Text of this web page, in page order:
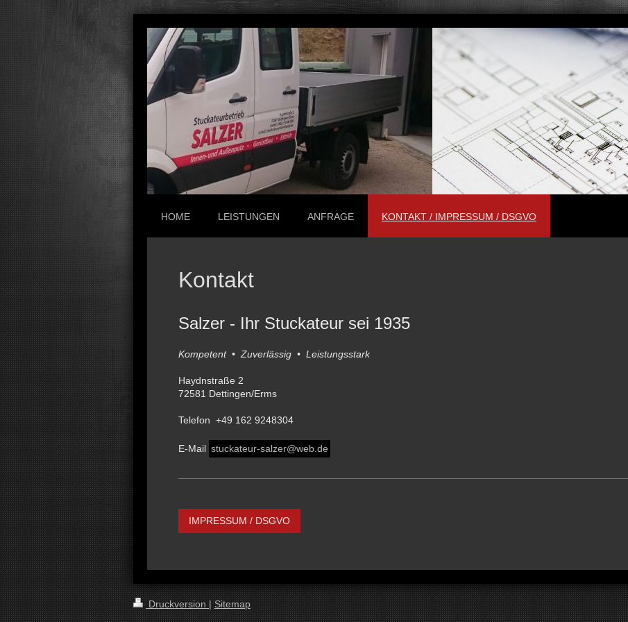
HOME LEISTUNGEN ANFRAGE KONTAKT / IMPRESSUM / DSGVO
Kontakt
Salzer - Ihr Stuckateur sei 1935
Kompetent • Zuverlässig • Leistungsstark
Haydnstraße 2
72581 Dettingen/Erms
Telefon +49 162 9248304
E-Mail stuckateur-salzer@web.de
IMPRESSUM / DSGVO
Druckversion| Sitemap